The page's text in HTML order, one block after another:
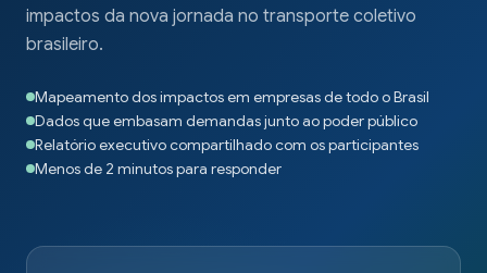
impactos da nova jornada no transporte coletivo
brasileiro.
Mapeamento dos impactos em empresas de todo o Brasil
Dados que embasam demandas junto ao poder público
Relatório executivo compartilhado com os participantes
Menos de 2 minutos para responder